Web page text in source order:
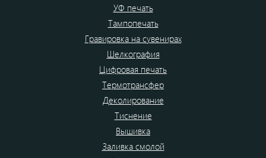
УФ печать
Тампопечать
Гравировка на сувенирах
Шелкография
Цифровая печать
Термотрансфер
Деколирование
Тиснение
Вышивка
Заливка смолой